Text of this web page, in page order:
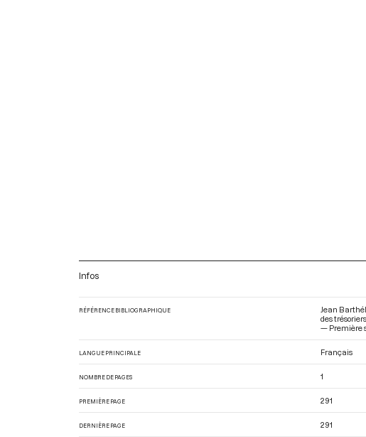
Infos
RÉFÉRENCE BIBLIOGRAPHIQUE
Jean
des
— Première
LANGUE PRINCIPALE Français
NOMBRE DE PAGES 1
PREMIÈRE PAGE 291
DERNIÈRE PAGE 291